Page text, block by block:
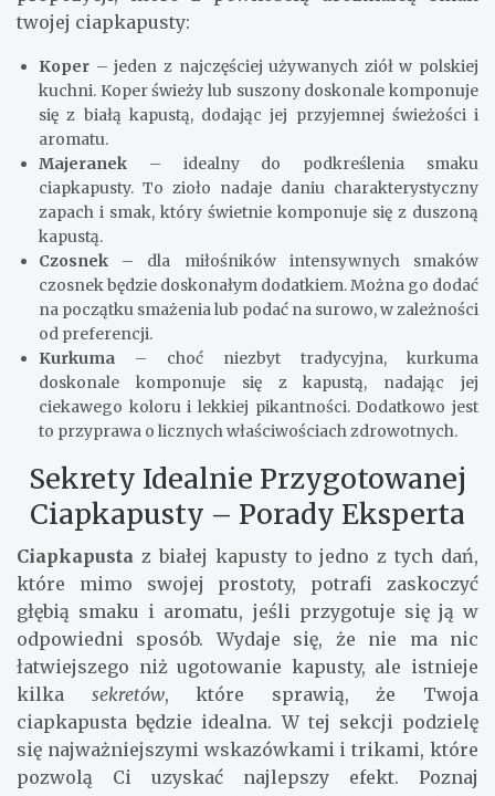
twojej ciapkapusty:
Koper – jeden z najczęściej używanych ziół w polskiej
kuchni. Koper świeży lub suszony doskonale komponuje
się z białą kapustą, dodając jej przyjemnej świeżości i
aromatu.
Majeranek – idealny do podkreślenia smaku
ciapkapusty. To zioło nadaje daniu charakterystyczny
zapach i smak, który świetnie komponuje się z duszoną
kapustą.
Czosnek – dla miłośników intensywnych smaków
czosnek będzie doskonałym dodatkiem. Można go dodać
na początku smażenia lub podać na surowo, w zależności
od preferencji.
Kurkuma – choć niezbyt tradycyjna, kurkuma
doskonale komponuje się z kapustą, nadając jej
ciekawego koloru i lekkiej pikantności. Dodatkowo jest
to przyprawa o licznych właściwościach zdrowotnych.
Sekrety Idealnie Przygotowanej
Ciapkapusty – Porady Eksperta
Ciapkapusta z białej kapusty to jedno z tych dań,
które mimo swojej prostoty, potrafi zaskoczyć
głębią smaku i aromatu, jeśli przygotuje się ją w
odpowiedni sposób. Wydaje się, że nie ma nic
łatwiejszego niż ugotowanie kapusty, ale istnieje
kilka sekretów, które sprawią, że Twoja
ciapkapusta będzie idealna. W tej sekcji podzielę
się najważniejszymi wskazówkami i trikami, które
pozwolą Ci uzyskać najlepszy efekt. Poznaj